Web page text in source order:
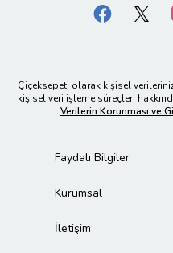
Çiçeksepeti olarak kişisel
kişisel veri işleme süreçleri
Verilerin Korunması ve
Faydalı Bilgiler
Kurumsal
İletişim